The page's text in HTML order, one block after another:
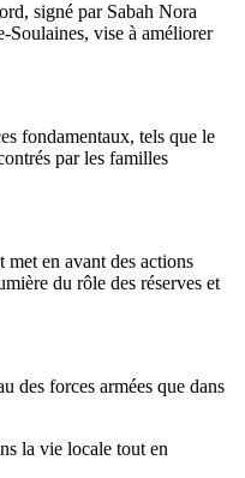
signé par Sabah Nora
Soulaines, vise à améliorer
fondamentaux, tels que le
par les familles
en avant des actions
du rôle des réserves et
des forces armées que dans
la vie locale tout en